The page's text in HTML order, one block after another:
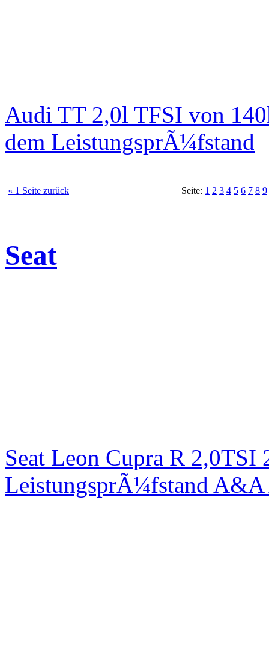
Audi TT 2,0l TFSI von
dem LeistungsprÃ¼fstand
« 1 Seite zurück Seite: 1 2 3 4 5 6 7 8 9
Seat
Seat Leon Cupra R
LeistungsprÃ¼fstand